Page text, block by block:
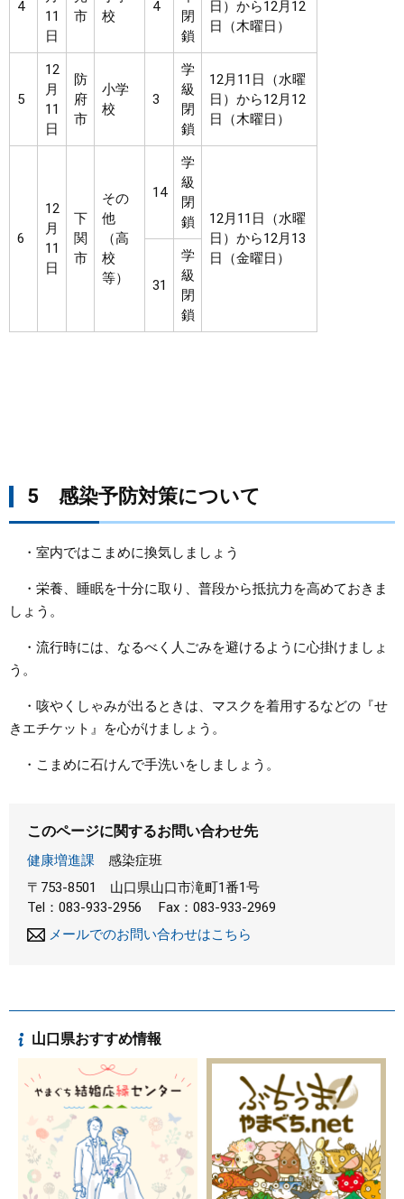
4
11
日
市
校
4
閉
鎖
日）から12月12
日（木曜日）
5
12
月
11
日
防
府
市
小学
校
3
学
級
閉
鎖
12月11日（水曜
日）から12月12
日（木曜日）
6
12
月
11
日
下
関
市
その
他
（高
校
等）
14
学
級
閉
鎖
12月11日（水曜
日）から12月13
日（金曜日）
31
学
級
閉
鎖
5 感染予防対策について
・室内ではこまめに換気しましょう
・栄養、睡眠を十分に取り、普段から抵抗力を高めておきま
しょう。
・流行時には、なるべく人ごみを避けるように心掛けましょ
う。
・咳やくしゃみが出るときは、マスクを着用するなどの『せ
きエチケット』を心がけましょう。
・こまめに石けんで手洗いをしましょう。
このページに関するお問い合わせ先
健康増進課
感染症班
〒753-8501
山口県山口市滝町1番1号
Tel：083-933-2956
Fax：083-933-2969
メールでのお問い合わせはこちら
山口県おすすめ情報